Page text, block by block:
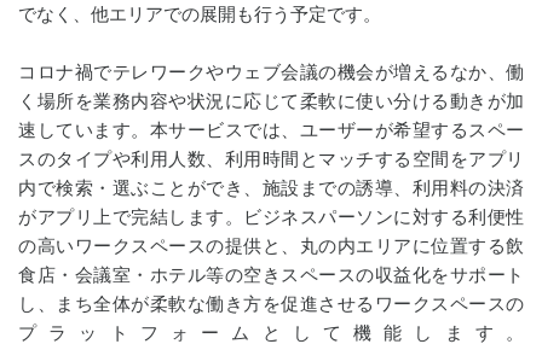
でなく、他エリアでの展開も行う予定です。
コロナ禍でテレワークやウェブ会議の機会が増えるなか、働
く場所を業務内容や状況に応じて柔軟に使い分ける動きが加
速しています。本サービスでは、ユーザーが希望するスペー
スのタイプや利用人数、利用時間とマッチする空間をアプリ
内で検索・選ぶことができ、施設までの誘導、利用料の決済
がアプリ上で完結します。ビジネスパーソンに対する利便性
の高いワークスペースの提供と、丸の内エリアに位置する飲
食店・会議室・ホテル等の空きスペースの収益化をサポート
し、まち全体が柔軟な働き方を促進させるワークスペースの
プラットフォームとして機能します。